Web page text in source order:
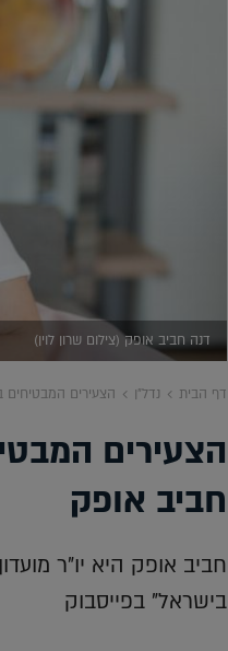
דנה חביב אופק (צילום שרון לוין)
דף הבית נדל"ן הצעירים המבטיחים
הצעירים
חביב אופק
חביב אופק היא יו"ר
בישראל" בפייסבוק